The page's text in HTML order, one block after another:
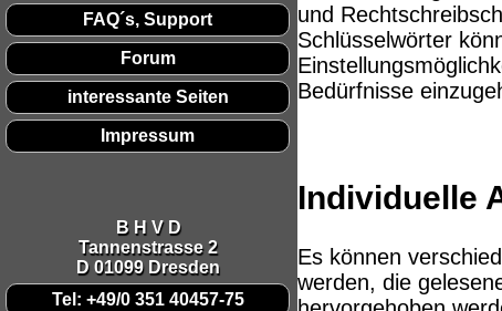
FAQ´s, Support
Forum
interessante Seiten
Impressum
B H V D
Tannenstrasse 2
D 01099 Dresden
Tel: +49/0 351 40457-75
und
Schlüsselwörter
Bedürfnisse
Individuelle
Es können
werden, die
Diese Website nutzt Cookies, um bestmögliche
This website uses cookies to provide the best
Ok, verstanden Mehr Infos